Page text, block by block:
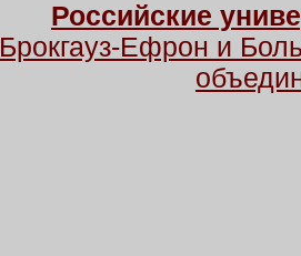
Российские
Брокгауз-Ефрон и